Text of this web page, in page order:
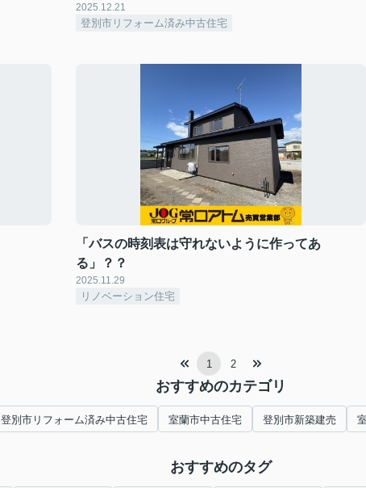
2025.12.21
登別市リフォーム済み中古住宅
「バスの時刻表は守れないように作ってあ
る」？？
2025.11.29
リノベーション住宅
1 2
おすすめのカテゴリ
登別市リフォーム済み中古住宅 室蘭市中古住宅 登別市新築建売
おすすめのタグ